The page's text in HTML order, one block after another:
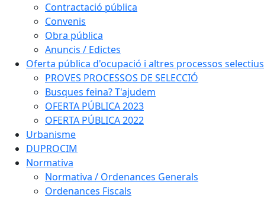
Contractació pública
Convenis
Obra pública
Anuncis / Edictes
Oferta pública d'ocupació i altres processos selectius
PROVES PROCESSOS DE SELECCIÓ
Busques feina? T'ajudem
OFERTA PÚBLICA 2023
OFERTA PÚBLICA 2022
Urbanisme
DUPROCIM
Normativa
Normativa / Ordenances Generals
Ordenances Fiscals